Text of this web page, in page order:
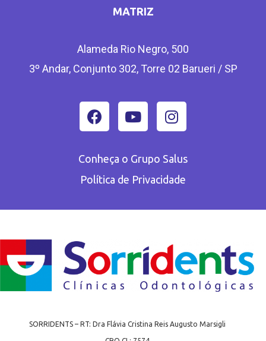
MATRIZ
Alameda Rio Negro, 500
3º Andar, Conjunto 302, Torre 02 Barueri / SP
Conheça o Grupo Salus
Política de Privacidade
SORRIDENTS – RT: Dra Flávia Cristina Reis Augusto Marsigli